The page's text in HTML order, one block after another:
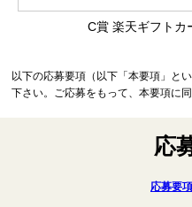
C賞 楽天ギフトカ
以下の応募要項（以下「本要項」と
下さい。ご応募をもって、本要項に
応
応募要